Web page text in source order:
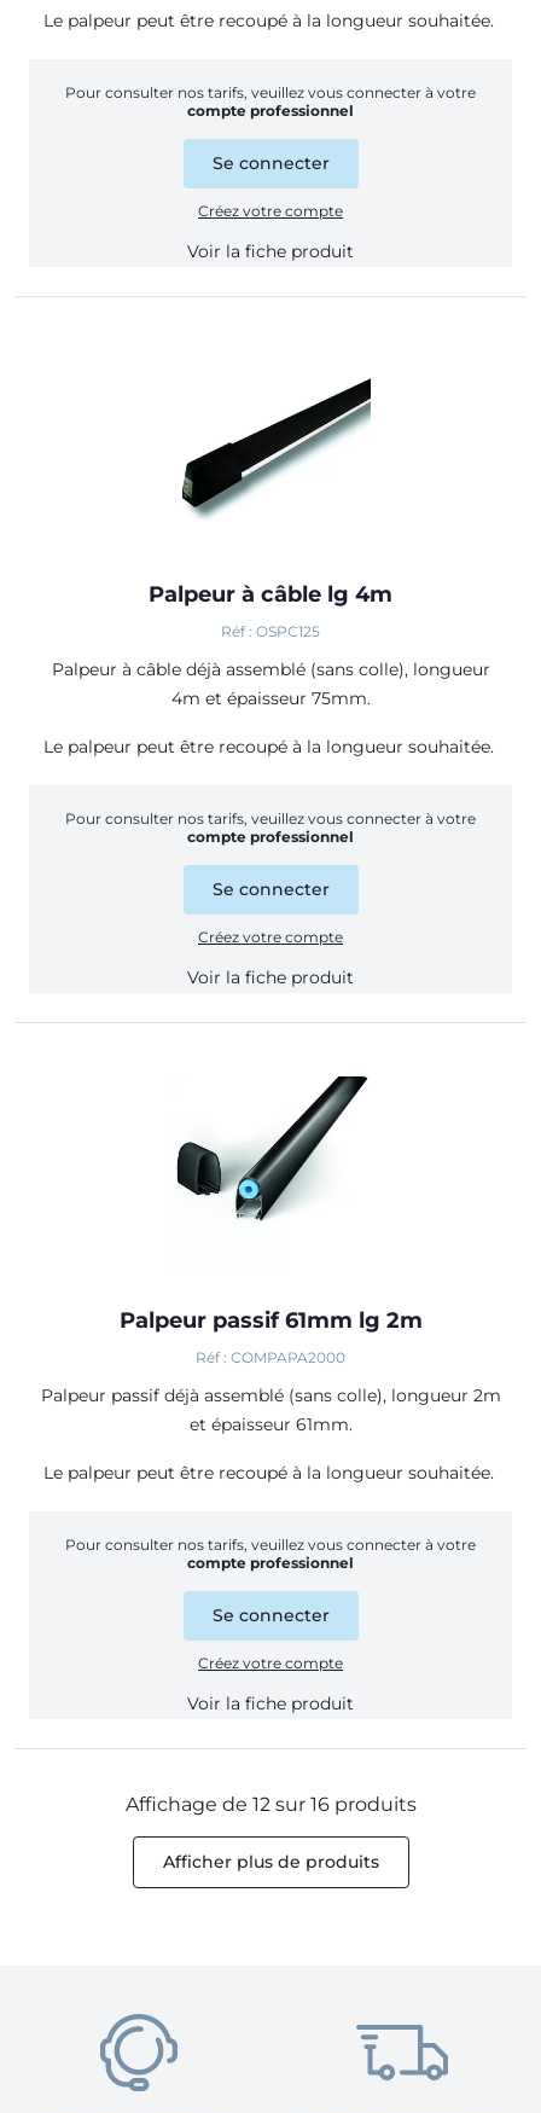
Le palpeur peut être recoupé à la longueur souhaitée.
Pour consulter nos tarifs, veuillez vous connecter à votre
compte professionnel
Se connecter
Créez votre compte
Voir la fiche produit
Palpeur à câble lg 4m
Réf : OSPC125
Palpeur à câble déjà assemblé (sans colle), longueur
4m et épaisseur 75mm.
Le palpeur peut être recoupé à la longueur souhaitée.
Pour consulter nos tarifs, veuillez vous connecter à votre
compte professionnel
Se connecter
Créez votre compte
Voir la fiche produit
Palpeur passif 61mm lg 2m
Réf : COMPAPA2000
Palpeur passif déjà assemblé (sans colle), longueur 2m
et épaisseur 61mm.
Le palpeur peut être recoupé à la longueur souhaitée.
Pour consulter nos tarifs, veuillez vous connecter à votre
compte professionnel
Se connecter
Créez votre compte
Voir la fiche produit
Affichage de 12 sur 16 produits
Afficher plus de produits